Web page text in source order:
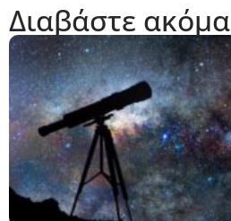
Διαβάστε ακόμα